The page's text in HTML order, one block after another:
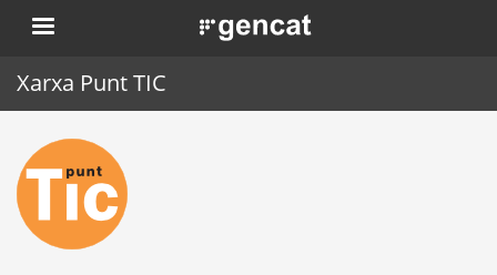
Vés
al
. Obre en una nova finestra.
Xarxa Punt TIC
Inici
Punt TIC
Actualitat